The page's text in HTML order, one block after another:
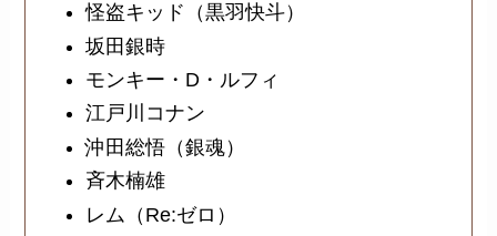
怪盗キッド（黒羽快斗）
坂田銀時
モンキー・D・ルフィ
江戸川コナン
沖田総悟（銀魂）
斉木楠雄
レム（Re:ゼロ）